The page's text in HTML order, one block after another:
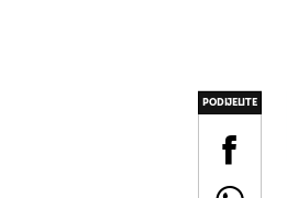
PODIJELITE